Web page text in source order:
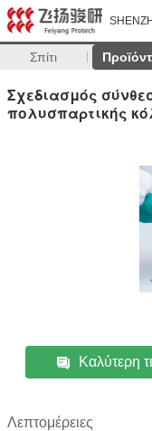
Σπίτι
Σχεδιασμός
πολυσπαρτικής
Καλύτερη
Λεπτομέρειες